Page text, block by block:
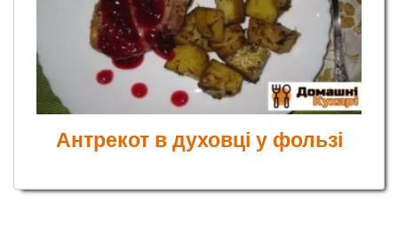
Антрекот в духовці у фользі